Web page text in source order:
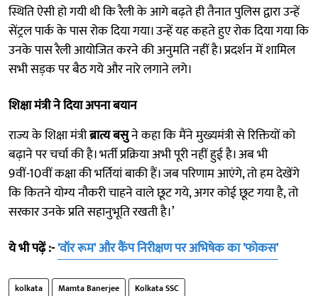
स्थिति ऐसी हो गयी थी कि रैली के आगे बढ़ते ही तैनात पुलिस द्वारा उन्हें
सेंट्रल पार्क के पास रोक दिया गया। उन्हें यह कहते हुए रोक दिया गया कि
उनके पास रैली आयोजित करने की अनुमति नहीं है। प्रदर्शन में शामिल
सभी सड़क पर बैठ गये और नारे लगाने लगे।
शिक्षा मंत्री ने दिया अपना बयान
राज्य के शिक्षा मंत्रीब्रात्य बसुने कहा कि मैंने मुख्यमंत्री से रिक्तियों को
बढ़ाने पर चर्चा की है। भर्ती प्रक्रिया अभी पूरी नहीं हुई है। अब भी
9वीं-10वीं कक्षा की भर्तियां बाकी हैं। जब परिणाम आएंगे, तो हम देखेंगे
कि कितने योग्य नौकरी चाहने वाले छूट गये, अगर कोई छूट गया है, तो
सरकार उनके प्रति सहानुभूति रखती है।’
ये भी पढ़ें :-'वॉर रूम' और कैंप निरीक्षण पर अभिषेक का 'फोकस'
kolkata Mamta Banerjee Kolkata SSC